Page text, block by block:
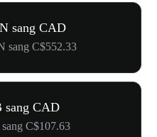
sang CAD
sang C$552.33
sang CAD
C$107.63